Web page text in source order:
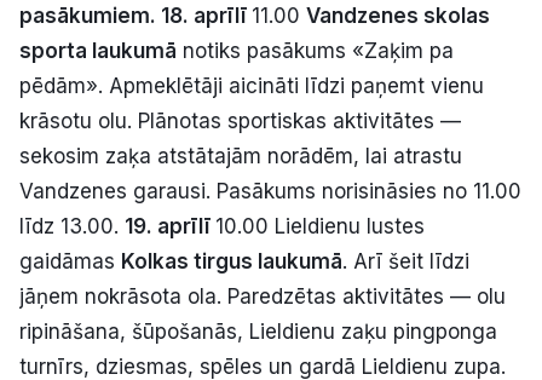
Par mums
Kontakti
Ziņo redakcijai
Facebook Instagram YouTube
E-avīze Abonē
pasākumiem. 18. aprīlī 11.00 Vandzenes skolas
sporta laukumā notiks pasākums «Zaķim pa
pēdām». Apmeklētāji aicināti līdzi paņemt vienu
krāsotu olu. Plānotas sportiskas aktivitātes —
sekosim zaķa atstātajām norādēm, lai atrastu
Vandzenes garausi. Pasākums norisināsies no 11.00
līdz 13.00. 19. aprīlī 10.00 Lieldienu lustes
gaidāmas Kolkas tirgus laukumā. Arī šeit līdzi
jāņem nokrāsota ola. Paredzētas aktivitātes — olu
ripināšana, šūpošanās, Lieldienu zaķu pingponga
turnīrs, dziesmas, spēles un gardā Lieldienu zupa.